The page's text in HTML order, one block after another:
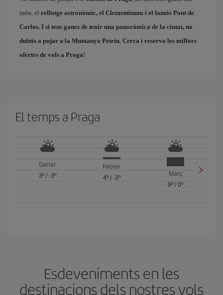
món, el rellotge astronòmic, el Clementinum i el famós Pont de
Carlos. I si tens ganes de tenir una panoràmica de la ciutat, no
dubtis a pujar a la Muntanya Petrin. Cerca i reserva les millors
ofertes de vols a Praga!
El temps a Praga
Gener
3º/ -3º
Febrer
4º/ -3º
Març
9º /0º
Esdeveniments en les
destinacions dels nostres vols